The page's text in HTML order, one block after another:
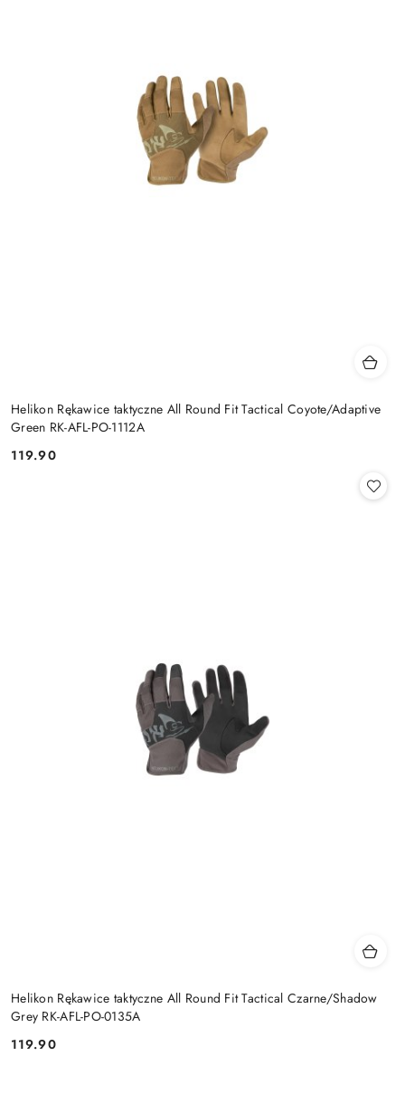
Helikon Rękawice taktyczne All Round Fit Tactical Coyote/Adaptive
Green RK-AFL-PO-1112A
Cena:
119.90
Helikon Rękawice taktyczne All Round Fit Tactical Czarne/Shadow
Grey RK-AFL-PO-0135A
Cena:
119.90